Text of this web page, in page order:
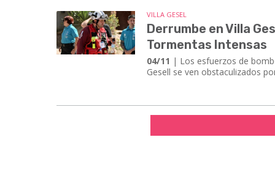
VILLA GESEL
Derrumbe en Villa
Tormentas Intensas
04/11 | Los esfuerzos de
Gesell se ven obstaculizados